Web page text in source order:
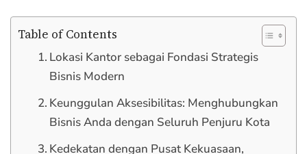
Table of Contents
Lokasi Kantor sebagai Fondasi Strategis
Bisnis Modern
Keunggulan Aksesibilitas: Menghubungkan
Bisnis Anda dengan Seluruh Penjuru Kota
Kedekatan dengan Pusat Kekuasaan,